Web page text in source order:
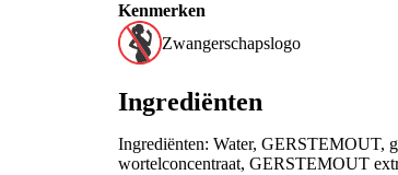
Kenmerken
Zwangerschapslogo
Ingrediënten
Ingrediënten: Water, GERSTEMOUT,
wortelconcentraat, GERSTEMOUT